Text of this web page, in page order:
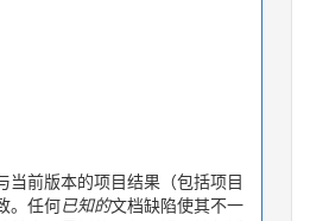
当前版本的项目结果（包括项目
。任何 已知的文档缺陷使其不一